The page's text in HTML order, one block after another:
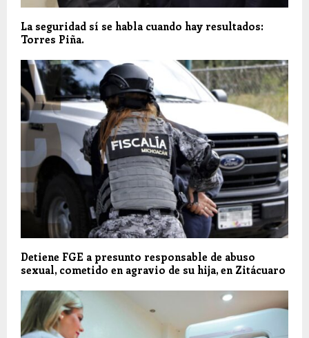
La seguridad sí se habla cuando hay resultados:
Torres Piña.
Detiene FGE a presunto responsable de abuso
sexual, cometido en agravio de su hija, en Zitácuaro